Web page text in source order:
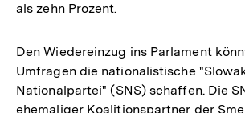
als zehn Prozent.
Den Wiedereinzug ins Parlament
Umfragen die nationalistische
Nationalpartei" (SNS) schaffen. Die
ehemaliger Koalitionspartner der